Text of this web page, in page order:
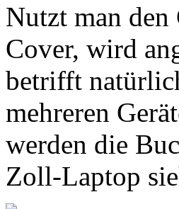
Nutzt man
Cover, wird
betrifft
mehreren
werden die
Zoll-Laptop